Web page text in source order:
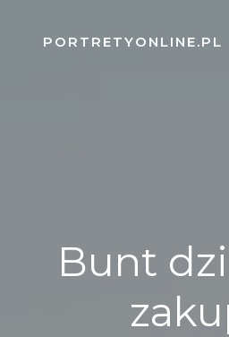
PORTRETYONLINE.PL
Bunt